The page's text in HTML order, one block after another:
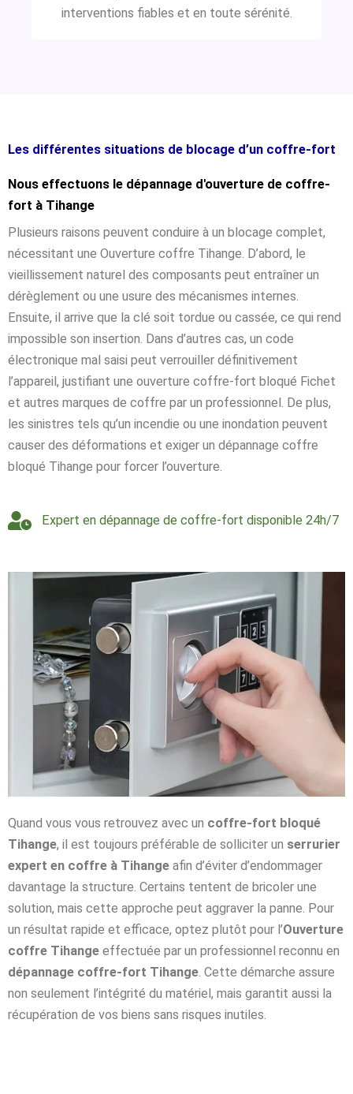
interventions fiables et en toute sérénité.
Les différentes situations de blocage d’un coffre-fort
Nous effectuons le dépannage d'ouverture de coffre-
fort à Tihange
Plusieurs raisons peuvent conduire à un blocage complet,
nécessitant une Ouverture coffre Tihange. D’abord, le
vieillissement naturel des composants peut entraîner un
dérèglement ou une usure des mécanismes internes.
Ensuite, il arrive que la clé soit tordue ou cassée, ce qui rend
impossible son insertion. Dans d’autres cas, un code
électronique mal saisi peut verrouiller définitivement
l’appareil, justifiant une ouverture coffre-fort bloqué Fichet
et autres marques de coffre par un professionnel. De plus,
les sinistres tels qu’un incendie ou une inondation peuvent
causer des déformations et exiger un dépannage coffre
bloqué Tihange pour forcer l’ouverture.
Expert en dépannage de coffre-fort disponible 24h/7
Quand vous vous retrouvez avec un coffre-fort bloqué
Tihange, il est toujours préférable de solliciter un serrurier
expert en coffre à Tihange afin d’éviter d’endommager
davantage la structure. Certains tentent de bricoler une
solution, mais cette approche peut aggraver la panne. Pour
un résultat rapide et efficace, optez plutôt pour l’Ouverture
coffre Tihange effectuée par un professionnel reconnu en
dépannage coffre-fort Tihange. Cette démarche assure
non seulement l’intégrité du matériel, mais garantit aussi la
récupération de vos biens sans risques inutiles.